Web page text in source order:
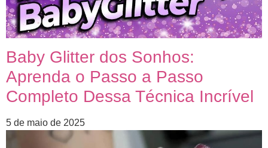
Baby Glitter dos Sonhos:
Aprenda o Passo a Passo
Completo Dessa Técnica Incrível
5 de maio de 2025